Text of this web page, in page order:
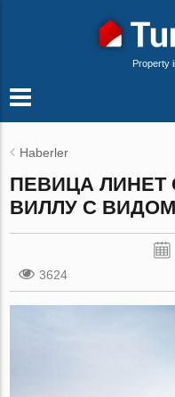
Property
Haberler
ПЕВИЦА
ВИЛЛУ С
3624